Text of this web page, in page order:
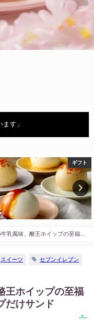
す」
ギフト
乳風味、酪王ホイップの至福サ
スイーツ セブンイレブン
王ホイップの至福
だけサンド